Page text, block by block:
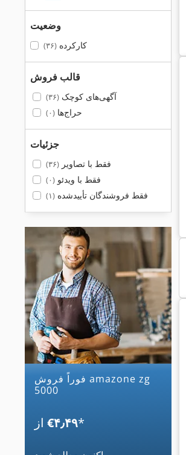
وضعیت
کارکرده(۳۶)
قالب فروش
آگهی‌های کوچک(۳۶)
حراج‌ها(۰)
جزئیات
فقط با تصاویر(۳۶)
فقط با ویدئو(۰)
فقط فروشندگان تأییدشده(۱)
فوراً فروش amazone zg
5000
‎€۴٫۴۹*
Uf 901 Amazone Uf 1501